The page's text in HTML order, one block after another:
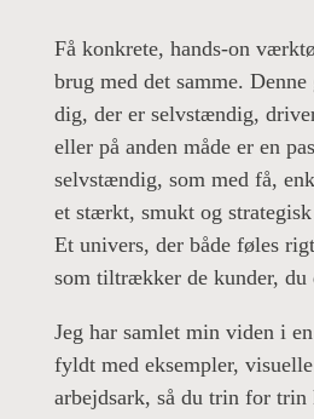
Få konkrete, hands-on
brug med det samme.
dig, der er selvstændig,
eller på anden måde er en
selvstændig, som med få,
et stærkt, smukt og
Et univers, der både føles
som tiltrækker de kunder, du
Jeg har samlet min viden i
fyldt med eksempler,
arbejdsark, så du trin for trin